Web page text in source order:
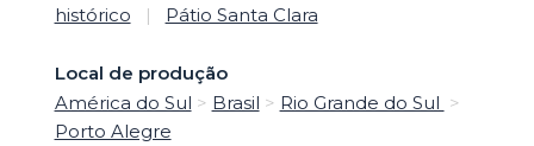
histórico
| Pátio Santa Clara
Local de produção
América do Sul > Brasil > Rio Grande do Sul >
Porto Alegre